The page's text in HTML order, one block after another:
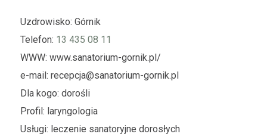
Uzdrowisko: Górnik
Telefon: 13 435 08 11
WWW: www.sanatorium-gornik.pl/
e-mail: recepcja@sanatorium-gornik.pl
Dla kogo: dorośli
Profil: laryngologia
Usługi: leczenie sanatoryjne dorosłych